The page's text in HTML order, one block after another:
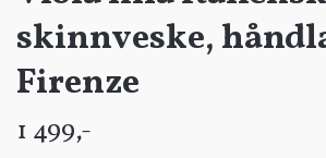
skinnveske,
Firenze
1 499,-